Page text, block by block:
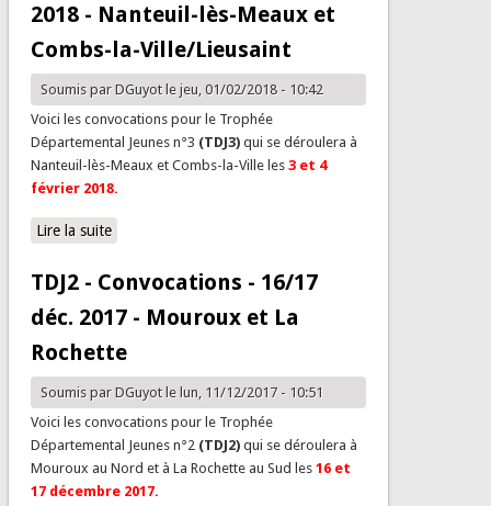
2018 - Nanteuil-lès-Meaux et
Combs-la-Ville/Lieusaint
Soumis par DGuyotle jeu, 01/02/2018 - 10:42
Voici les convocations pour le Trophée
Départemental Jeunes n°3 (TDJ3) qui se déroulera à
Nanteuil-lès-Meaux et Combs-la-Ville les 3 et 4
février 2018.
Lire la suitede TDJ3 - Convocations - 3/4 fév. 2018 - Nanteuil-lès-
TDJ2 - Convocations - 16/17
déc. 2017 - Mouroux et La
Rochette
Soumis par DGuyotle lun, 11/12/2017 - 10:51
Voici les convocations pour le Trophée
Départemental Jeunes n°2(TDJ2) qui se déroulera à
Mouroux au Nord et à La Rochette au Sud les 16 et
17 décembre2017.